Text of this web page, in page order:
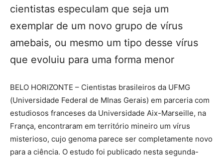
cientistas especulam que seja um
exemplar de um novo grupo de vírus
amebais, ou mesmo um tipo desse vírus
que evoluiu para uma forma menor
BELO HORIZONTE – Cientistas brasileiros da UFMG
(Universidade Federal de MInas Gerais) em parceria com
estudiosos franceses da Universidade Aix-Marseille, na
França, encontraram em território mineiro um vírus
misterioso, cujo genoma parece ser completamente novo
para a ciência. O estudo foi publicado nesta segunda-